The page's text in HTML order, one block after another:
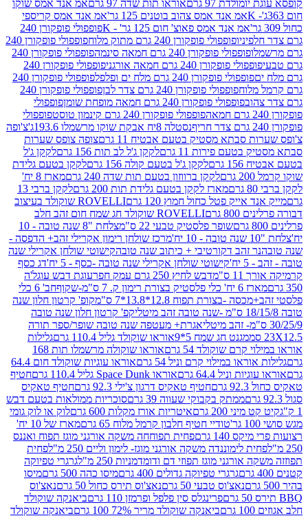
97 גרם
אוראו תות שדה 97 גרם
אמ אנד אמס שוקו
אמ אנד אמס צהוב בוטנים 125 גר'
אמ אנד אמס קריספי
אמ אנד אמס פאוצ' חום 125 גר' - K
פופפולי פופקורן 240
פופפולי פופקורן 240 גרם מתוק מלוח
פופפולי פופקורן 240
פופפולי פופקורן 240 גרם חמאה סינמה
פופפולי פופקורן 240
פופקורן 240 גרם חמאה אורגני
פופפולי פופקורן 240
פופפולי פופקורן 240 גרם מלח ים ופלפל
פופפולי פופקורן 240
פופפולי פופקורן 240 גרם צדר לבן
פופפולי פופקורן 240
פופפולי פופקורן 240 גרם חמאה מופחת שומן
פופפולי
פופפולי פופקורן 240 גרם קינמון טוסט
פופפולי
נסטלה 8יח אבקת שוקו מרשמלו 193.6ג'
צ'ופה
סבתא מסטיק בטעם אבטיח 11 גרם
צופה צופס שערות
פירות 11 גרם
לקקן ג'ל לב תות 156 גרם
לקקן ג'ל
גרם
לקקן ג'ל בטעם קולה 156 גרם
לקקן בטעם גלידת
לקקן ברווזון בטעם תות שדה 240 גרם
מארז 8 יח'
מארז לקקן בטעם גלידת תות 200 גרם
לקקן ברבי 13
אייק פטל כחול חמוץ 120 גרם
ROVELLI שוקולד בעיצוב
גרם
ROVELLI שוקולד חג שמח חום זהב חלב
שופר פלסטיק טבעי 22 ס"מ
צלחת "8 שנה טובה - 10
מרכז שולחן רימון אקרילי זהב+ הדפסה -
זהב דקורטיבי + כיתוב שנה טובהקישוטי שולחן אקרילי שנה
קישוטי שולחן אקרילי שנה טובה -כסף - 5 יח'
דג כסף
ס"מ
דבש לחיץ 250 גרם עמק חפר
עוגת דבש עוגל'ה
בצורת רימון ק. 7 ס"מ-שקוף
חב' 6 כלי
-בצורת תפוח 12.8*13.8*7 ס"מ
קופ' קרטון חלון שנה
קפ' קרטון חלון שנה טובה
אגרת+ מעטפה שנה טובה שופר/ספר תורה
מגנט חג שמח 5*9
אוראו שוקולד גליל 110.4 גרם
גלילות
קרם שוקולד 54 גרם
אוראו שוקולה מרשמלו תות 168
במילוי קרם וניל 54 גרם
אוראו עוגיות שוקולד חום 64.4
וניל 64.4 גרם
אוראו Space Dunk גליל 110.4 גרם
חטיף
חטיף טאקיס דרגון צ'ילי 92.3 גרם
חטיף טאקיס
ממתק בקבוקי שעווה 39 גרם
סוכריות ממולאות בטעם דבש
200 גרם
איטריות אורז מקלות 600 גרם
לוק או לוק גומי
טודיי חטיף חלבון קרמל מלוח 65 גרם
מארז של 10 יח'
140 גרם
פחית תפוחחה משקה אורגני מוגז תפוח ואננס
לימוננדה משקה אורגני מוגז- לימון וליים 250 מ"ל
פחית
מוגז תפוזי דם ודומדמניות 250 מ"ל
גרגרי טפיוקה
גרגרי טפיוקה גדולים 400 גרם
מיסו כהה 500 גרם
מיסו
נאצ'וס טבעי 50 גרם
נאצ'וס תירס כחול 50 גרם
נאצ'וס
פרינגלס סין פלפל ופרמזן 110 גרם
ביאנקה שוקולד
ביאנקה שוקולד מריר 72% 100 גרם ביאנקה שוקולד